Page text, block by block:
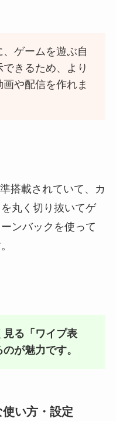
ゲームを遊ぶ自
きるため、より
や配信を作れま
搭載されていて、カ
丸く切り抜いてゲ
ンバックを使って
る「ワイプ表
が魅力です。
い方・設定